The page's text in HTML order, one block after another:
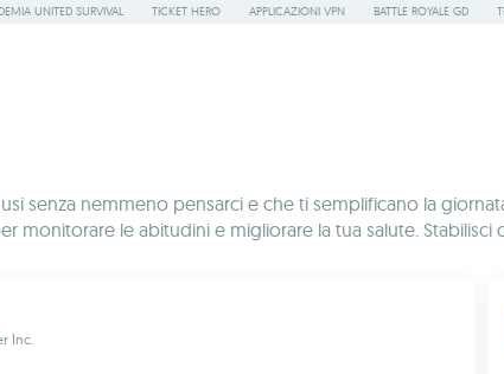
UNITED SURVIVAL TICKET HERO APPLICAZIONI VPN BATTLE ROYALE GD
senza nemmeno pensarci e che ti semplificano la
monitorare le abitudini e migliorare la tua salute.
Inc.